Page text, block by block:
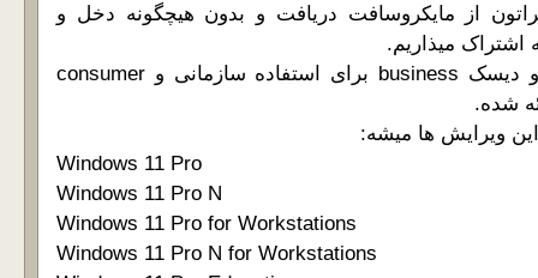
از مایکروسافت دریافت و بدون هیچگونه دخل و
اشتراک میذاریم.
مثل نسخه های قبلی دو دیسک business برای استفاده سازمانی و consumer
شده.
Windows 11 Pro
Windows 11 Pro N
Windows 11 Pro for Workstations
Windows 11 Pro N for Workstations